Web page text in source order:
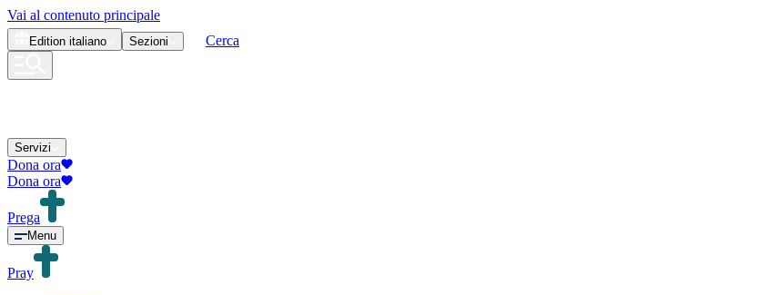
Vai al contenuto principale
Edition italiano Sezioni Cerca
Servizi
Dona ora
Dona ora
Prega
Menu
Pray